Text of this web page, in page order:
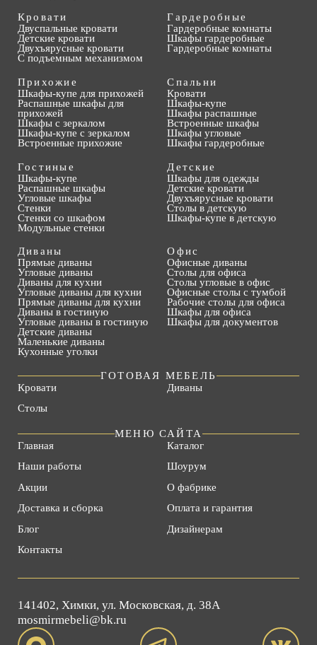
Кровати
Двуспальные кровати
Детские кровати
Двухъярусные кровати
С подъемным механизмом
Гардеробные
Гардеробные комнаты
Шкафы гардеробные
Гардеробные комнаты
Прихожие
Шкафы-купе для прихожей
Распашные шкафы для
прихожей
Шкафы с зеркалом
Шкафы-купе с зеркалом
Встроенные прихожие
Спальни
Кровати
Шкафы-купе
Шкафы распашные
Встроенные шкафы
Шкафы угловые
Шкафы гардеробные
Гостиные
Шкафы-купе
Распашные шкафы
Угловые шкафы
Стенки
Стенки со шкафом
Модульные стенки
Детские
Шкафы для одежды
Детские кровати
Двухъярусные кровати
Столы в детскую
Шкафы-купе в детскую
Диваны
Прямые диваны
Угловые диваны
Диваны для кухни
Угловые диваны для кухни
Прямые диваны для кухни
Диваны в гостиную
Угловые диваны в гостиную
Детские диваны
Маленькие диваны
Кухонные уголки
Офис
Офисные диваны
Столы для офиса
Столы угловые в офис
Офисные столы с тумбой
Рабочие столы для офиса
Шкафы для офиса
Шкафы для документов
ГОТОВАЯ МЕБЕЛЬ
Кровати
Диваны
Столы
МЕНЮ САЙТА
Главная
Каталог
Наши работы
Шоурум
Акции
О фабрике
Доставка и сборка
Оплата и гарантия
Блог
Дизайнерам
Контакты
141402, Химки, ул. Московская, д. 38А
mosmirmebeli@bk.ru